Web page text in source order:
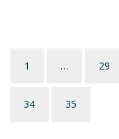
1 … 29
34 35